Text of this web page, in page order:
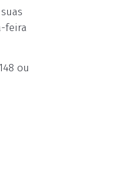
feira
ou